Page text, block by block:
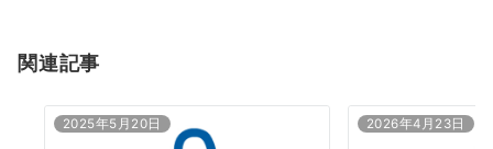
関連記事
2025年5月20日 2026年4月23日